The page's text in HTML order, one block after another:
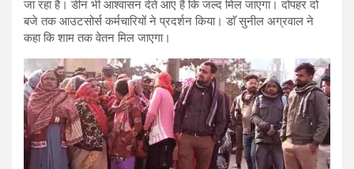
जा रहा है। डीन भी आश्वासन देते आए हैं कि जल्द मिल जाएगा। दोपहर दो
बजे तक आउटसोर्स कर्मचारियों ने प्रदर्शन किया। डाॅ सुनील अग्रवाल ने
कहा कि शाम तक वेतन मिल जाएगा।